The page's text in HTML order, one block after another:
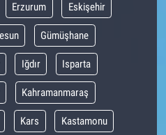
Erzurum Eskişehir
Gümüşhane
Iğdır Isparta
Kahramanmaraş
Kars Kastamonu